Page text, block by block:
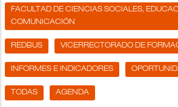
FACULTAD DE CIENCIAS SOCIALES,
COMUNICACIÓN
REDBUS VICERRECTORADO DE
INFORMES E INDICADORES
TODAS AGENDA